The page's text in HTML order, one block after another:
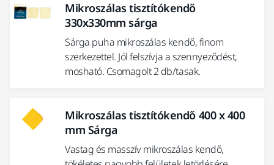
Mikroszálas tisztítókendő
330x330mm sárga
Sárga puha mikroszálas kendő, finom
szerkezettel. Jól felszívja a szennyeződést,
mosható. Csomagolt 2 db/tasak.
Mikroszálas tisztítókendő 400 x 400
mm Sárga
Vastag és masszív mikroszálas kendő,